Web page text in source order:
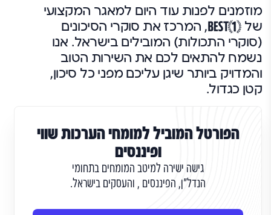
מוזמנים לפנות עוד היום למאגר המקצועי
של
, המרכז את סוקרי הסיכונים
(סוקרי התכולות) המובילים בישראל. אנו
נשמח להתאים לכם את השירות הטוב
והמדויק ביותר שיגן עליכם מפני כל סיכון,
קטן כגדול.
הפורטל המוביל למומחי הערכות שווי
ופיננסים
גישה ישירה למיטב המומחים בתחומי
הנדל"ן, הפיננסים , והעסקים בישראל.